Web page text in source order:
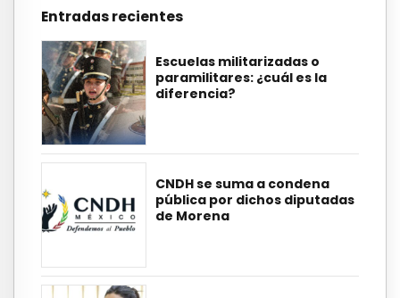
Entradas recientes
Escuelas militarizadas o
paramilitares: ¿cuál es la
diferencia?
CNDH se suma a condena
pública por dichos diputadas
de Morena